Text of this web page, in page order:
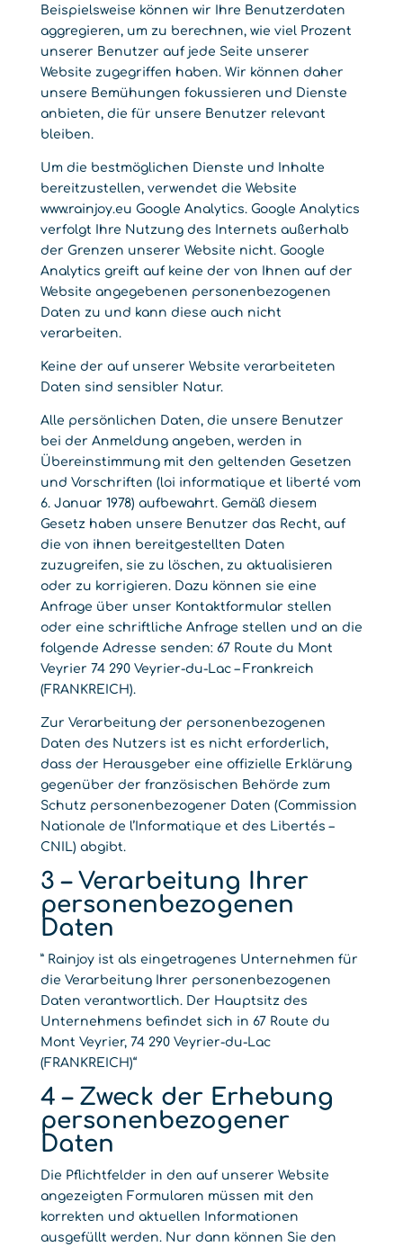
Beispielsweise können wir Ihre Benutzerdaten
aggregieren, um zu berechnen, wie viel Prozent
unserer Benutzer auf jede Seite unserer
Website zugegriffen haben. Wir können daher
unsere Bemühungen fokussieren und Dienste
anbieten, die für unsere Benutzer relevant
bleiben.
Um die bestmöglichen Dienste und Inhalte
bereitzustellen, verwendet die Website
www.rainjoy.eu Google Analytics. Google Analytics
verfolgt Ihre Nutzung des Internets außerhalb
der Grenzen unserer Website nicht. Google
Analytics greift auf keine der von Ihnen auf der
Website angegebenen personenbezogenen
Daten zu und kann diese auch nicht
verarbeiten.
Keine der auf unserer Website verarbeiteten
Daten sind sensibler Natur.
Alle persönlichen Daten, die unsere Benutzer
bei der Anmeldung angeben, werden in
Übereinstimmung mit den geltenden Gesetzen
und Vorschriften (loi informatique et liberté vom
6. Januar 1978) aufbewahrt. Gemäß diesem
Gesetz haben unsere Benutzer das Recht, auf
die von ihnen bereitgestellten Daten
zuzugreifen, sie zu löschen, zu aktualisieren
oder zu korrigieren. Dazu können sie eine
Anfrage über unser Kontaktformular stellen
oder eine schriftliche Anfrage stellen und an die
folgende Adresse senden: 67 Route du Mont
Veyrier 74 290 Veyrier-du-Lac – Frankreich
(FRANKREICH).
Zur Verarbeitung der personenbezogenen
Daten des Nutzers ist es nicht erforderlich,
dass der Herausgeber eine offizielle Erklärung
gegenüber der französischen Behörde zum
Schutz personenbezogener Daten (Commission
Nationale de l’Informatique et des Libertés –
CNIL) abgibt.
3 – Verarbeitung Ihrer
personenbezogenen
Daten
” Rainjoy ist als eingetragenes Unternehmen für
die Verarbeitung Ihrer personenbezogenen
Daten verantwortlich. Der Hauptsitz des
Unternehmens befindet sich in 67 Route du
Mont Veyrier, 74 290 Veyrier-du-Lac
(FRANKREICH)“
4 – Zweck der Erhebung
personenbezogener
Daten
Die Pflichtfelder in den auf unserer Website
angezeigten Formularen müssen mit den
korrekten und aktuellen Informationen
ausgefüllt werden. Nur dann können Sie den